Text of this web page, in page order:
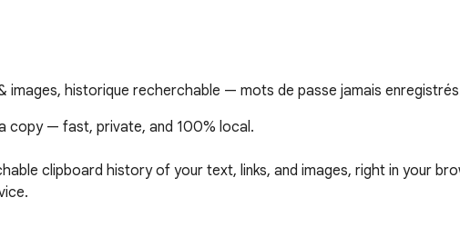
images, historique recherchable — mots de passe jamais
copy — fast, private, and 100% local.
clipboard history of your text, links, and images, right in your